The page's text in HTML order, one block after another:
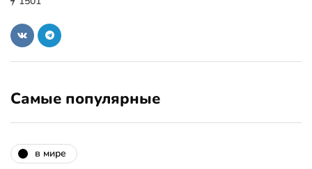
Самые популярные
в мире